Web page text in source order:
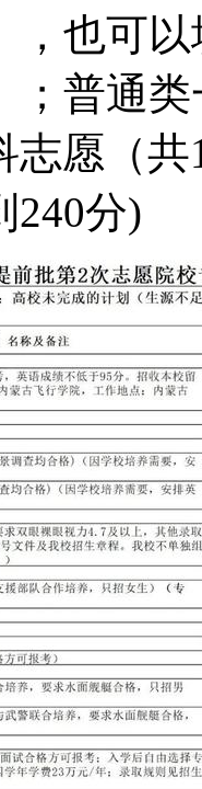
，也可
；普通
志愿（
240分)